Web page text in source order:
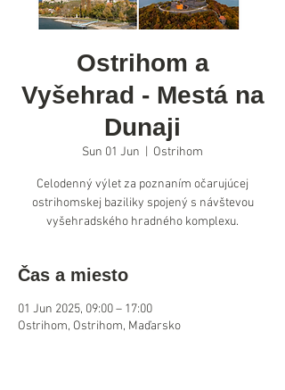
Ostrihom a
Vyšehrad - Mestá na
Dunaji
Sun 01 Jun Ostrihom
Celodenný výlet za poznaním očarujúcej
ostrihomskej baziliky spojený s návštevou
vyšehradského hradného komplexu.
Čas a miesto
01 Jun 2025, 09:00 – 17:00
Ostrihom, Ostrihom, Maďarsko